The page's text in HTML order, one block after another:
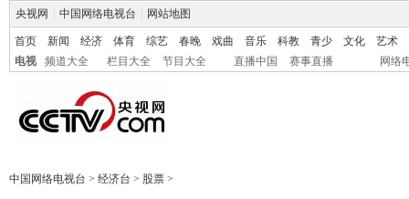
央视网 中国网络电视台 网站地图
首页 新闻 经济 体育 综艺 春晚 戏曲 音乐 科教 青少 文化
艺术
电视
频道大全 栏目大全 节目大全 直播中国 赛事直播 网络
中国网络电视台 > 经济台 > 股票 >